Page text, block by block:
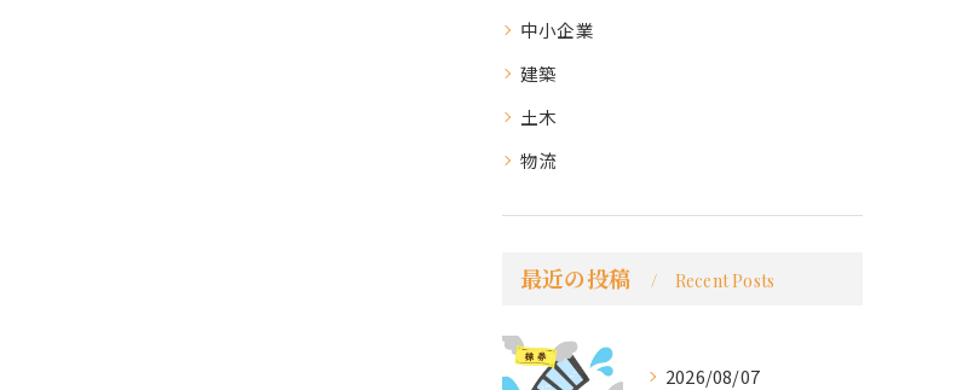
中小企業
建築
土木
物流
最近の投稿 Recent Posts
2026/08/07